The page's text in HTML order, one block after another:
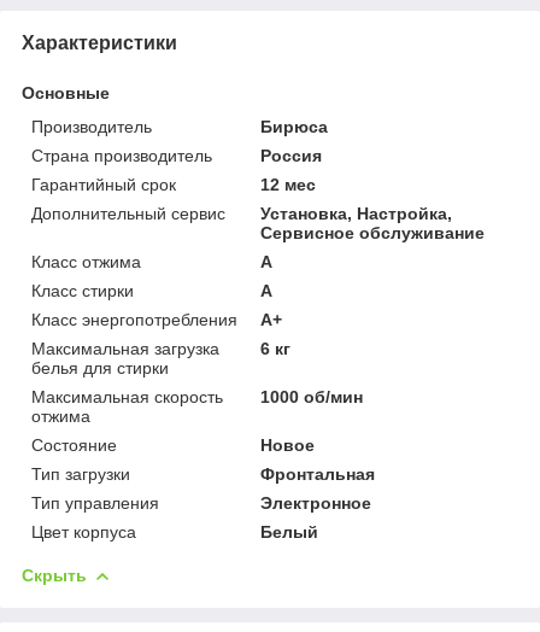
Характеристики
Основные
Производитель
Бирюса
Страна производитель
Россия
Гарантийный срок
12 мес
Дополнительный сервис
Установка, Настройка,
Сервисное обслуживание
Класс отжима
A
Класс стирки
A
Класс энергопотребления
A+
Максимальная загрузка
белья для стирки
6 кг
Максимальная скорость
отжима
1000 об/мин
Состояние
Новое
Тип загрузки
Фронтальная
Тип управления
Электронное
Цвет корпуса
Белый
Скрыть